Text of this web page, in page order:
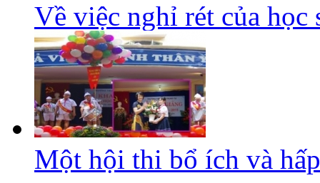
Về việc nghỉ rét của học
Một hội thi bổ ích và